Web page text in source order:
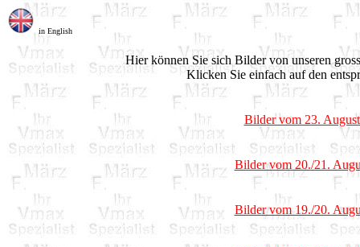
in English
Hier können Sie sich Bilder von unseren
Klicken Sie einfach auf den
Bilder vom 23.
Bilder vom 20./21.
Bilder vom 19./20.